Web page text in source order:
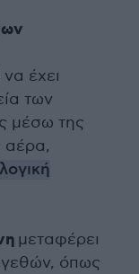
έχει
των
μέσω της
αέρα,
μεταφέρει
όπως